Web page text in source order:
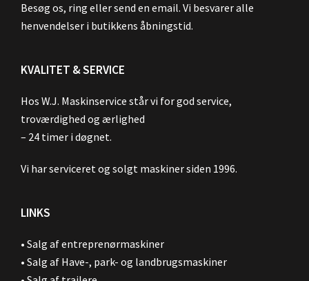
Besøg os, ring eller send en email. Vi besvarer alle
henvendelser i butikkens åbningstid.
KVALITET & SERVICE
Hos W.J. Maskinservice står vi for god service,
troværdighed og ærlighed
– 24 timer i døgnet.
Vi har serviceret og solgt maskiner siden 1996.
LINKS
• Salg af entreprenørmaskiner
• Salg af Have-, park- og landbrugsmaskiner